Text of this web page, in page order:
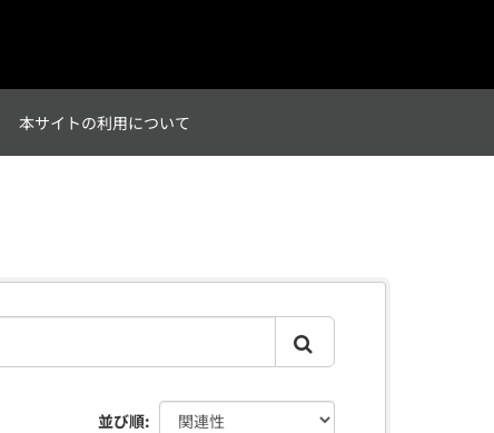
本サイトの利用について
並び順